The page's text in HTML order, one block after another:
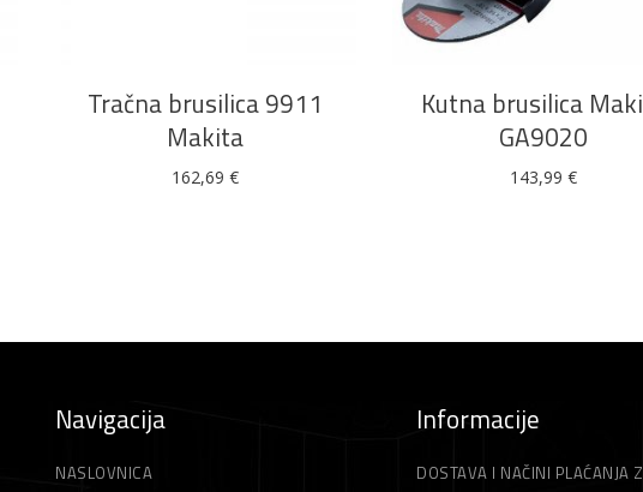
Tračna brusilica 9911
Makita
162,69 €
DODAJ U KOŠARICU
Kutna brusilica
GA9020
143,99€
Navigacija
NASLOVNICA
Informacije
DOSTAVA I NAČINI PLAĆANJA